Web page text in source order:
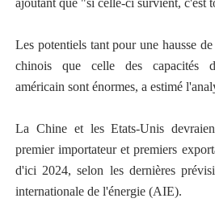
ajoutant que "si celle-ci survient, c'est
Les potentiels tant pour une hausse
chinois que celle des capacités
américain sont énormes, a estimé
La Chine et les Etats-Unis
premier importateur et premiers
d'ici 2024, selon les dernières
internationale de l'énergie (AIE).